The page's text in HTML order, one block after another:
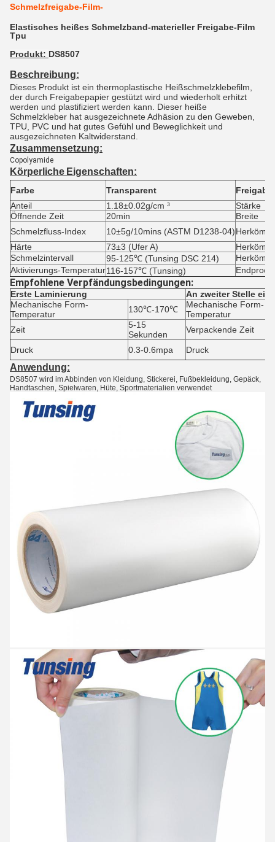
Schmelzfreigabe-Film-
Elastisches heißes Schmelzband-materieller Freigabe-Film
Tpu
Produkt: DS8507
Beschreibung:
Dieses Produkt ist ein thermoplastische Heißschmelzklebefilm,
der durch Freigabepapier gestützt wird und wiederholt erhitzt
werden und plastifiziert werden kann. Dieser heiße
Schmelzkleber hat ausgezeichnete Adhäsion zu den Geweben,
TPU, PVC und hat gutes Gefühl und Beweglichkeit und
ausgezeichneten Kaltwiderstand.
Zusammensetzung:
Copolyamide
Körperliche Eigenschaften:
Farbe Transparent
Anteil
1.18±0.02g/cm ³
Stärke
Öffnende Zeit
20min
Breite
Schmelzfluss-Index
10±5g/10mins (ASTM D1238-04)
Härte
73±3 (Ufer A)
Schmelzintervall
95-125℃ (Tunsing DSC 214)
Aktivierungs-Temperatur116-157℃ (Tunsing)
Empfohlene Verpfändungsbedingungen:
Erste Laminierung
An zweiter Stelle
Mechanische Form-
Temperatur
130℃-170℃
Mechanische Form-
Temperatur
Zeit
5-15
Sekunden
Verpackende Zeit
Druck 0.3-0.6mpa Druck
Anwendung:
DS8507 wird im Abbinden von Kleidung, Stickerei, Fußbekleidung, Gepäck,
Handtaschen, Spielwaren, Hüte, Sportmaterialien verwendet